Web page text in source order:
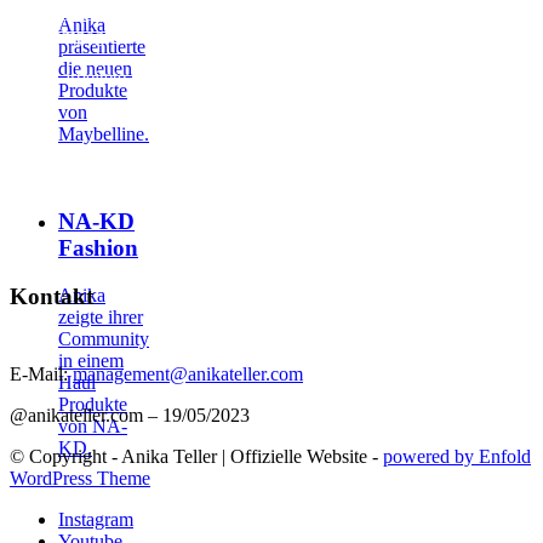
Anika
präsentierte
die neuen
Produkte
von
Maybelline.
NA-KD
Fashion
Anika
zeigte ihrer
Community
in einem
Haul
Produkte
von NA-
KD.
unterstützend zur Seite und helfen bei der erfolgreichen Umsetzung
der Kampagne.
Anika arbeitete bereits erfolgreich mit folgenden Brands zusammen:
Kontakt
E-Mail:management@anikateller.com
@anikateller.com – 19/05/2023
© Copyright - Anika Teller | Offizielle Website - powered by Enfold
WordPress Theme
Instagram